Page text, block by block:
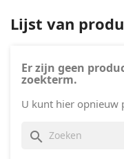
Lijst van
Er zijn geen
zoekterm.
U kunt hier opnieuw
search